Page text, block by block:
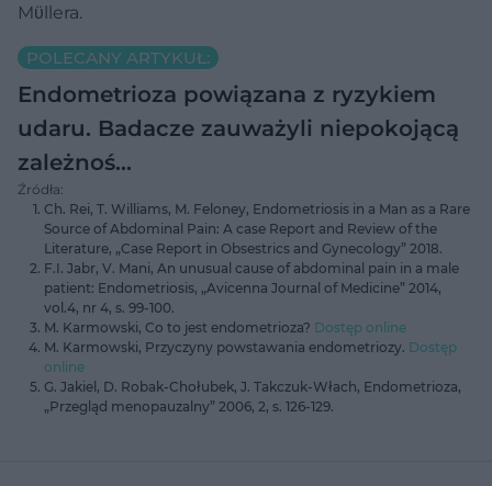
Mϋllera.
POLECANY ARTYKUŁ:
Endometrioza powiązana z ryzykiem
udaru. Badacze zauważyli niepokojącą
zależnoś…
Źródła:
Ch. Rei, T. Williams, M. Feloney, Endometriosis in a Man as a Rare
Source of Abdominal Pain: A case Report and Review of the
Literature, „Case Report in Obsestrics and Gynecology” 2018.
F.I. Jabr, V. Mani, An unusual cause of abdominal pain in a male
patient: Endometriosis, „Avicenna Journal of Medicine” 2014,
vol.4, nr 4, s. 99-100.
M. Karmowski, Co to jest endometrioza? Dostęp online
M. Karmowski, Przyczyny powstawania endometriozy. Dostęp
online
G. Jakiel, D. Robak-Chołubek, J. Takczuk-Włach, Endometrioza,
„Przegląd menopauzalny” 2006, 2, s. 126-129.